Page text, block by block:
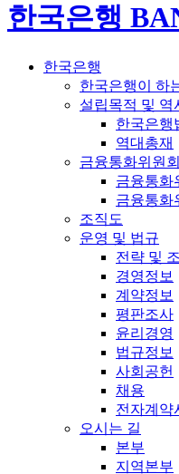
한국은행
한국은행
한국은행이 하
설립목적 및 역
한국은행
역대총재
금융통화위원회
금융통화
금융통화
조직도
운영 및 법규
전략 및
경영정보
계약정보
평판조사
윤리경영
법규정보
사회공헌
채용
전자계약
오시는 길
본부
지역본부